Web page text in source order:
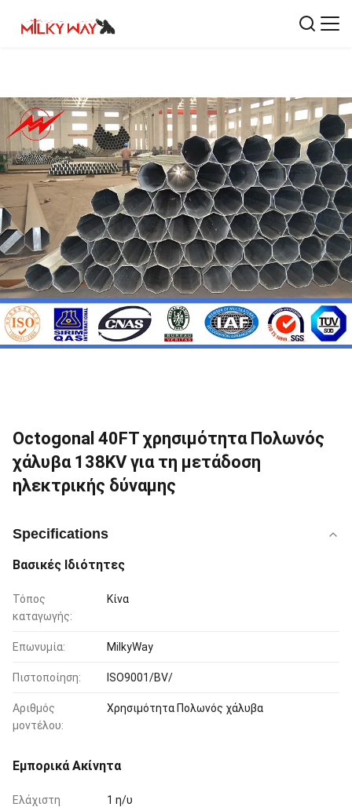
Octogonal 40FT χρησιμότητα Πολωνός
χάλυβα 138KV για τη μετάδοση
ηλεκτρικής δύναμης
Specifications
Βασικές Ιδιότητες
Τόπος
καταγωγής:
Κίνα
Επωνυμία: MilkyWay
Πιστοποίηση: ISO9001/BV/
Αριθμός
μοντέλου:
Χρησιμότητα Πολωνός χάλυβα
Εμπορικά Ακίνητα
Ελάχιστη
1 η/υ